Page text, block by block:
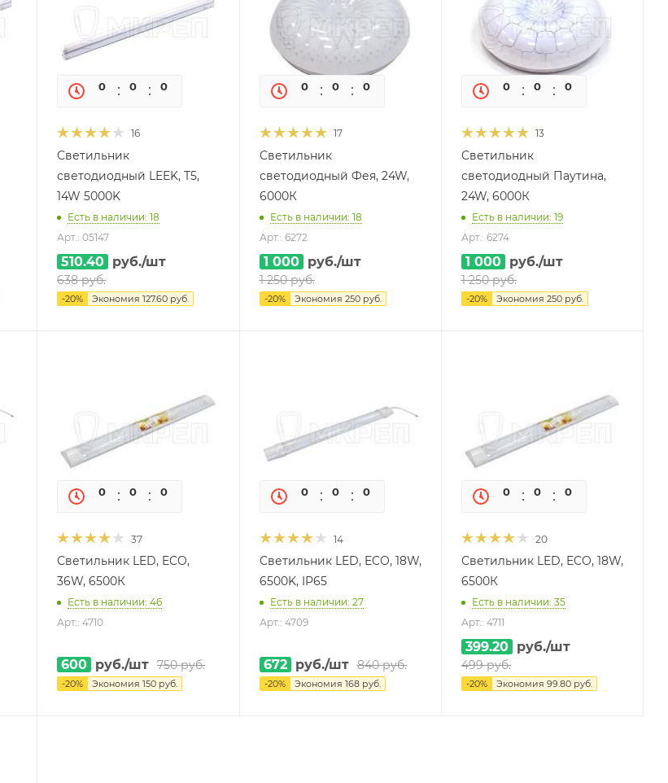
0 0 0
16
Светильник
светодиодный LEEK, T5,
14W 5000K
Есть в наличии: 18
Арт.: 05147
510.40 руб./шт
638руб.
-20% Экономия127.60 руб.
0 0 0
17
Светильник
светодиодный Фея, 24W,
6000К
Есть в наличии: 18
Арт.: 6272
1 000 руб./шт
1 250руб.
-20% Экономия 250руб.
0 0 0
13
Светильник
светодиодный Паутина,
24W, 6000К
Есть в наличии: 19
Арт.: 6274
1 000 руб./шт
1 250руб.
-20% Экономия 250руб.
0 0 0
37
Светильник LED, ECO,
36W, 6500К
Есть в наличии: 46
Арт.: 4710
600 руб./шт 750руб.
-20% Экономия150 руб.
0 0 0
14
Светильник LED, ECO, 18W,
6500K, IP65
Есть в наличии: 27
Арт.: 4709
672 руб./шт 840руб.
-20% Экономия 168руб.
0 0 0
20
Светильник LED, ECO, 18W,
6500К
Есть в наличии: 35
Арт.: 4711
399.20 руб./шт
499руб.
-20% Экономия 99.80руб.